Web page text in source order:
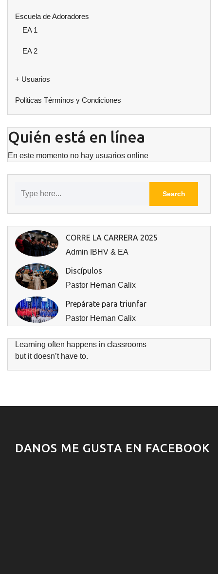
Escuela de Adoradores
EA 1
EA 2
+ Usuarios
Politicas Términos y Condiciones
Quién está en línea
En este momento no hay usuarios online
CORRE LA CARRERA 2025
Admin IBHV & EA
Discípulos
Pastor Hernan Calix
Prepárate para triunfar
Pastor Hernan Calix
Learning often happens in classrooms
but it doesn’t have to.
DANOS ME GUSTA EN FACEBOOK